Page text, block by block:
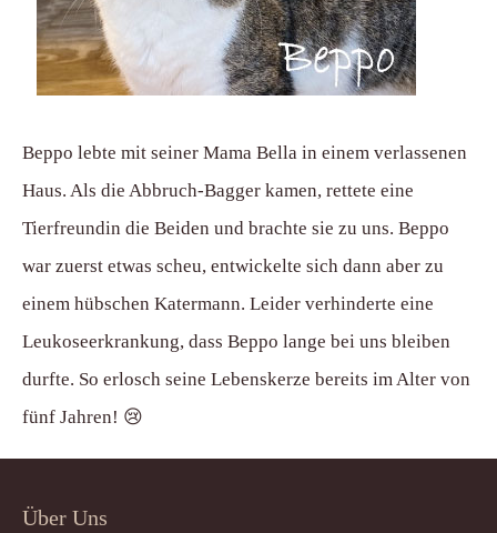
Beppo lebte mit seiner Mama Bella in einem verlassenen
Haus. Als die Abbruch-Bagger kamen, rettete eine
Tierfreundin die Beiden und brachte sie zu uns. Beppo
war zuerst etwas scheu, entwickelte sich dann aber zu
einem hübschen Katermann. Leider verhinderte eine
Leukoseerkrankung, dass Beppo lange bei uns bleiben
durfte. So erlosch seine Lebenskerze bereits im Alter von
fünf Jahren! 😢
Über Uns